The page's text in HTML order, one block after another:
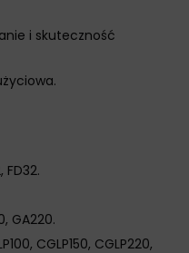
i skuteczność
FD32.
GA220.
CGLP150, CGLP220,